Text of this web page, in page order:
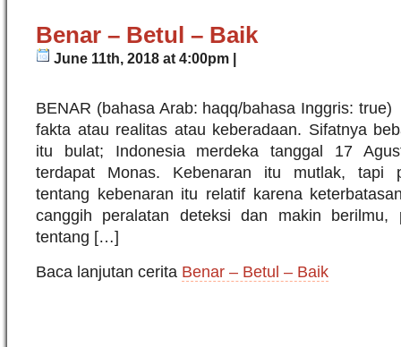
Benar – Betul – Baik
June 11th, 2018 at 4:00pm |
BENAR (bahasa Arab: haqq/bahasa Inggris: true)
fakta atau realitas atau keberadaan. Sifatnya
itu bulat; Indonesia merdeka tanggal 17
terdapat Monas. Kebenaran itu mutlak, tapi
tentang kebenaran itu relatif karena
canggih peralatan deteksi dan makin berilmu,
tentang […]
Baca lanjutan cerita Benar – Betul – Baik